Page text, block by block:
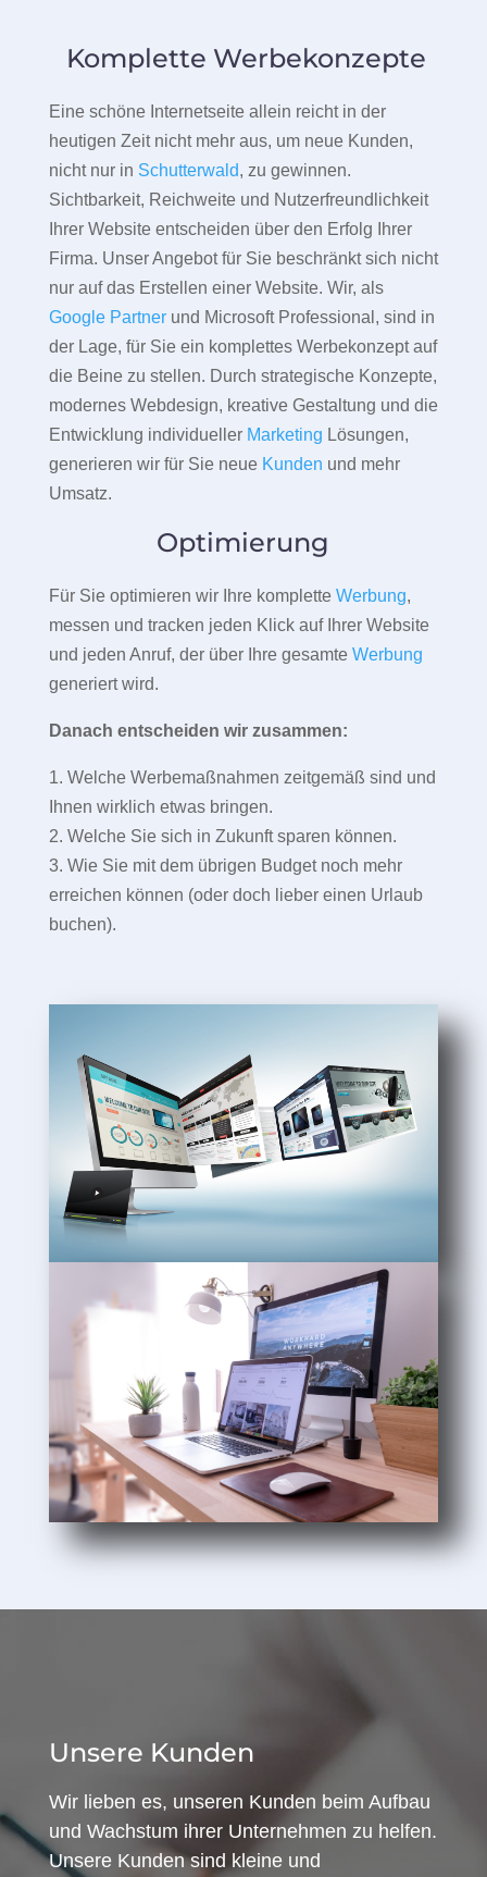
Komplette Werbekonzepte
Eine schöne Internetseite allein reicht in der
heutigen Zeit nicht mehr aus, um neue Kunden,
nicht nur in Schutterwald, zu gewinnen.
Sichtbarkeit, Reichweite und Nutzerfreundlichkeit
Ihrer Website entscheiden über den Erfolg Ihrer
Firma. Unser Angebot für Sie beschränkt sich nicht
nur auf das Erstellen einer Website. Wir, als
Google Partnerund Microsoft Professional, sind in
der Lage, für Sie ein komplettes Werbekonzept auf
die Beine zu stellen. Durch strategische Konzepte,
modernes Webdesign, kreative Gestaltung und die
Entwicklung individueller Marketing Lösungen,
generieren wir für Sie neue Kunden und mehr
Umsatz.
Optimierung
Für Sie optimieren wir Ihre komplette Werbung,
messen und tracken jeden Klick auf Ihrer Website
und jeden Anruf, der über Ihre gesamte Werbung
generiert wird.
Danach entscheiden wir zusammen:
1. Welche Werbemaßnahmen zeitgemäß sind und
Ihnen wirklich etwas bringen.
2. Welche Sie sich in Zukunft sparen können.
3. Wie Sie mit dem übrigen Budget noch mehr
erreichen können (oder doch lieber einen Urlaub
buchen).
Unsere Kunden
Wir lieben es, unseren Kunden beim Aufbau
und Wachstum ihrer Unternehmen zu helfen.
Unsere Kunden sind kleine und